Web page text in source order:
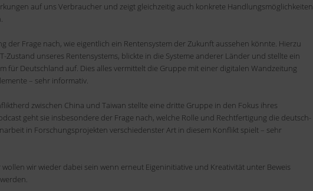
auf uns Verbraucher und zeigt gleichzeitig auch konkrete Handlungsmöglichkeiten
.
der Frage nach, wie eigentlich ein Rentensystem der Zukunft aussehen könnte. Hierzu
Zustand unseres Rentensystems, blickte in die Systeme anderer Länder und stellte ein
für Deutschland auf. Dies alles vermittelt die Gruppe mit einer digitalen Wandzeitung
– sehr informativ.
zwischen China und Taiwan stellte eine dritte Gruppe in den Fokus ihres
geht sie insbesondere der Frage nach, welche Rolle und Rechtfertigung die deutsch-
in Forschungsprojekten verschiedenster Art in diesem Konflikt spielt – sehr
wir wieder dabei sein wenn erneut Eigeninitiative und Kreativität unter Beweis